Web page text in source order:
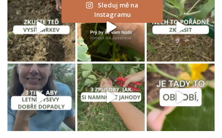
Sleduj mě na
Instagramu